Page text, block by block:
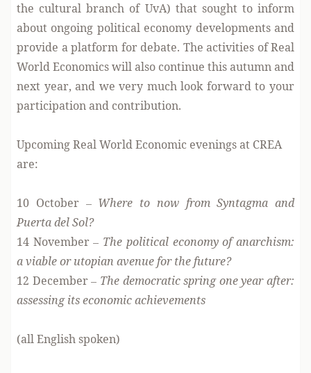
the cultural branch of UvA) that sought to inform
about ongoing political economy developments and
provide a platform for debate. The activities of Real
World Economics will also continue this autumn and
next year, and we very much look forward to your
participation and contribution.
Upcoming Real World Economic evenings at CREA
are:
10 October – Where to now from Syntagma and
Puerta del Sol?
14 November – The political economy of anarchism:
a viable or utopian avenue for the future?
12 December – The democratic spring one year after:
assessing its economic achievements
(all English spoken)